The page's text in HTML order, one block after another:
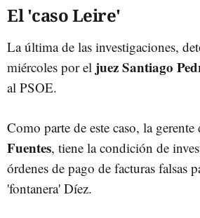
El 'caso Leire'
La última de las investigaciones,
miércoles por el juez Santiago
al PSOE.
Como parte de este caso, la
Fuentes, tiene la condición de
órdenes de pago de facturas falsas
'fontanera' Díez.